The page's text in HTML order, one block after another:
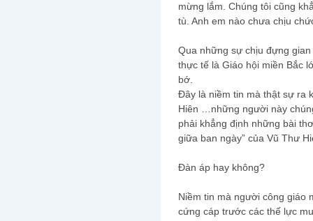
mừng lắm. Chúng tôi cũng
tù. Anh em nào chưa chịu
Qua những sự chịu đựng
thực tế là Giáo hội miền Bắc
bớ.
Đây là niềm tin mà thật sự ra
Hiên …những người này
phải khẳng định những bài
giữa ban ngày” của Vũ Thư
Đàn áp hay không?
Niềm tin mà người công giáo
cứng cáp trước các thế lực